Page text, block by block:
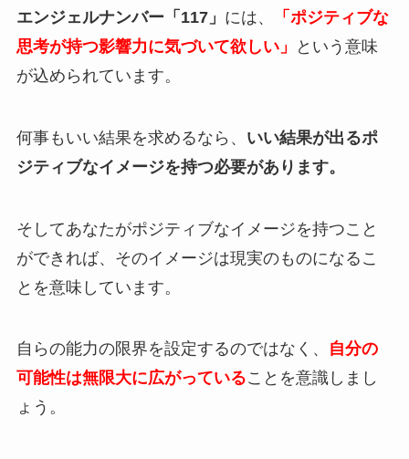
エンジェルナンバー「117」 には、
「ポジティブな
思考が持つ影響力に気づいて欲しい」
という意味
が込められています。
何事もいい結果を求めるなら、 いい結果が出るポ
ジティブなイメージを持つ必要があります。
そしてあなたがポジティブなイメージを持つこと
ができれば、そのイメージは現実のものになるこ
とを意味しています。
自らの能力の限界を設定するのではなく、
自分の
可能性は無限大に広がっていることを意識しまし
ょう。